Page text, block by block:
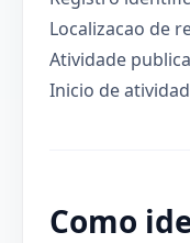
Localizacao de
Atividade
Inicio de
Como